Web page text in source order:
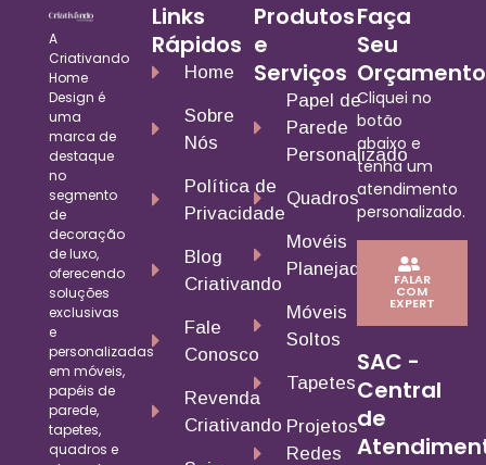
A
Criativando
Home
Design é
uma
marca de
destaque
no
segmento
de
decoração
de luxo,
oferecendo
soluções
exclusivas
e
personalizadas
em móveis,
papéis de
parede,
tapetes,
quadros e
Links
Rápidos
Home
Sobre
Nós
Política de
Privacidade
Blog
Criativando
Fale
Conosco
Revenda
Criativando
Produtos
e
Serviços
Papel de
Parede
Personalizado
Quadros
Movéis
Planejados
Móveis
Soltos
Tapetes
Projetos
Redes
Faça
Seu
Orçamento
Cliquei no
botão
abaixo e
tenha um
atendimento
personalizado.
FALAR
COM
EXPERT
SAC -
Central
de